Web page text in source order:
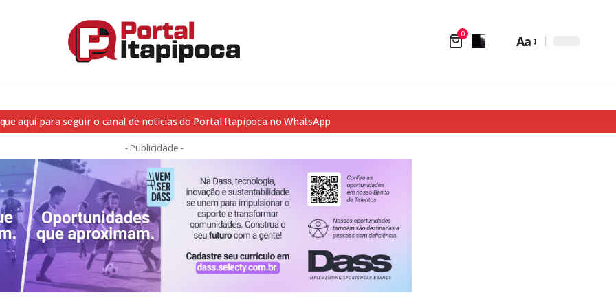
0 Aa
aqui para seguir o canal de notícias do Portal Itapipoca no WhatsApp
- Publicidade -